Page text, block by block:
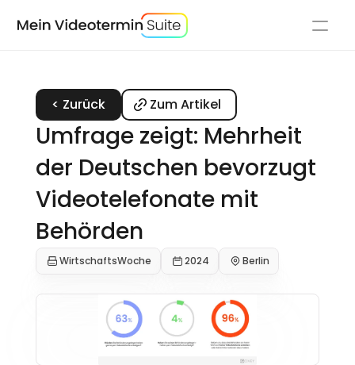
Mein Videotermin Suite
Ressourcen
Über uns
< Zurück Zum Artikel
Umfrage zeigt: Mehrheit
der Deutschen bevorzugt
Videotelefonate mit
Behörden
WirtschaftsWoche 2024 Berlin